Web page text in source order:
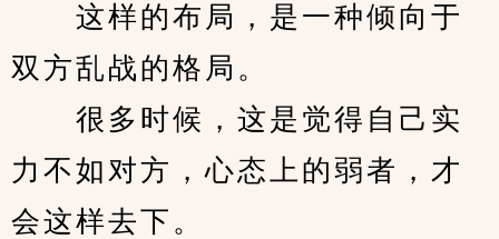
这样的布局，是一种倾向于
双方乱战的格局。
很多时候，这是觉得自己实
力不如对方，心态上的弱者，才
会这样去下。